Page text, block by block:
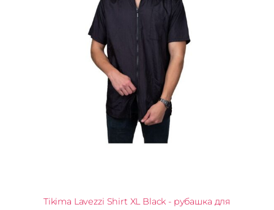
Tikima Lavezzi Shirt XL Black - рубашка для